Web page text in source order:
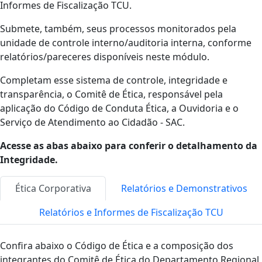
Informes de Fiscalização TCU.
Submete, também, seus processos monitorados pela
unidade de controle interno/auditoria interna, conforme
relatórios/pareceres disponíveis neste módulo.
Completam esse sistema de controle, integridade e
transparência, o Comitê de Ética, responsável pela
aplicação do Código de Conduta Ética, a Ouvidoria e o
Serviço de Atendimento ao Cidadão - SAC.
Acesse as abas abaixo para conferir o detalhamento da
Integridade.
Ética Corporativa
Relatórios e Demonstrativos
Relatórios e Informes de Fiscalização TCU
Confira abaixo o Código de Ética e a composição dos